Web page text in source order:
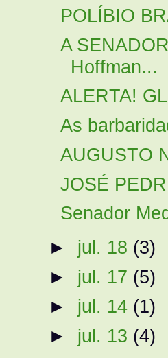
POLÍBIO
A
Hoffman...
ALERTA!
As
AUGUSTO
JOSÉ
Senador
► jul. 18 (3)
► jul. 17 (5)
► jul. 14 (1)
► jul. 13 (4)